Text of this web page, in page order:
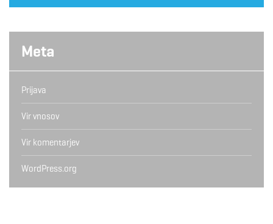
Meta
Prijava
Vir vnosov
Vir komentarjev
WordPress.org